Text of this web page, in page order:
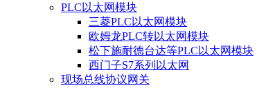
PLC以太网模块
三菱PLC以太网模块
欧姆龙PLC转以太网模块
松下施耐德台达等PLC以太网模块
西门子S7系列以太网
现场总线协议网关